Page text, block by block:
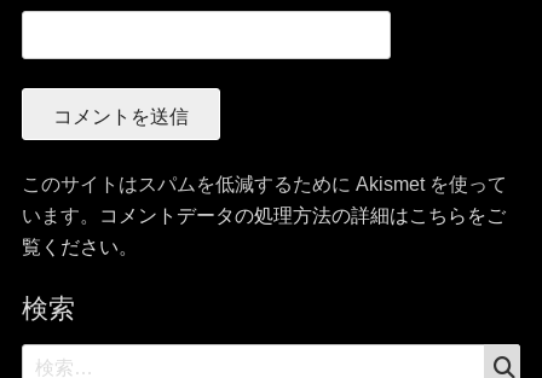
このサイトはスパムを低減するために Akismet を使って
います。
コメントデータの処理方法の詳細はこちらをご
覧ください。
検索
検